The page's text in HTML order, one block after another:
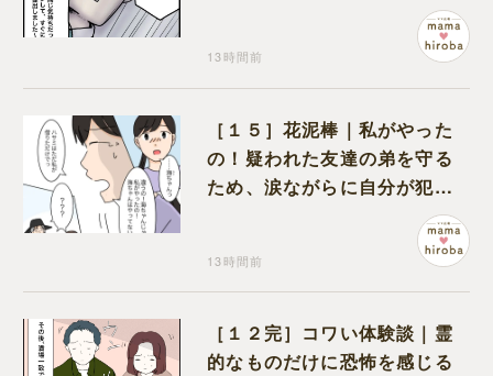
13時間前
［１５］花泥棒｜私がやった
の！疑われた友達の弟を守る
ため、涙ながらに自分が犯人
13時間前
［１２完］コワい体験談｜霊
的なものだけに恐怖を感じる